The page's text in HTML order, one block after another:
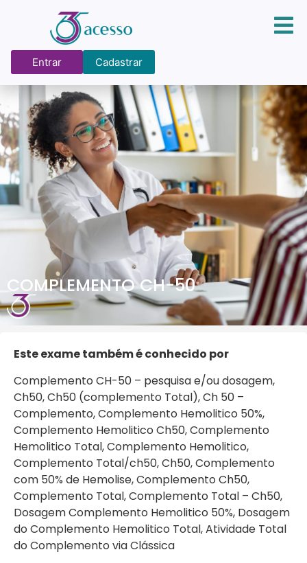
Entrar Cadastrar
COMPLEMENTO CH-50
Este exame também é conhecido por
Complemento CH-50 – pesquisa e/ou dosagem,
Ch50, Ch50 (complemento Total), Ch 50 –
Complemento, Complemento Hemolitico 50%,
Complemento Hemolitico Ch50, Complemento
Hemolitico Total, Complemento Hemolitico,
Complemento Total/ch50, Ch50, Complemento
com 50% de Hemolise, Complemento Ch50,
Complemento Total, Complemento Total – Ch50,
Dosagem Complemento Hemolitico 50%, Dosagem
do Complemento Hemolitico Total, Atividade Total
do Complemento via Clássica